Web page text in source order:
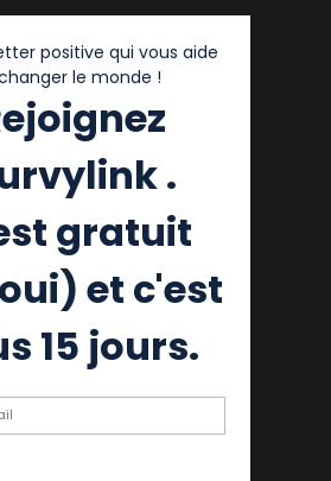
positive qui vous aide
le monde !
.
gratuit
et c'est
15 jours.